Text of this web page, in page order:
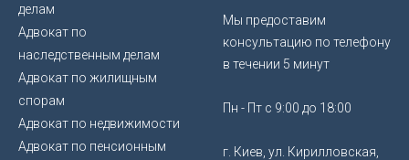
делам
Адвокат по
наследственным делам
Адвокат по жилищным
спорам
Адвокат по недвижимости
Адвокат по пенсионным
Мы предоставим
консультацию по телефону
в течении 5 минут
Пн - Пт с 9:00 до 18:00
г. Киев, ул. Кирилловская,